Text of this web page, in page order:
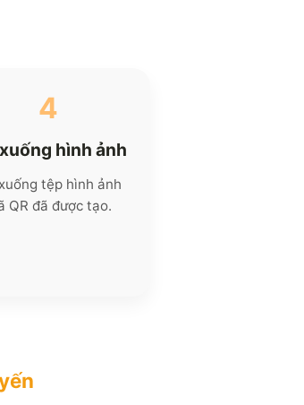
4
hình ảnh
tệp hình ảnh
QR đã được tạo.